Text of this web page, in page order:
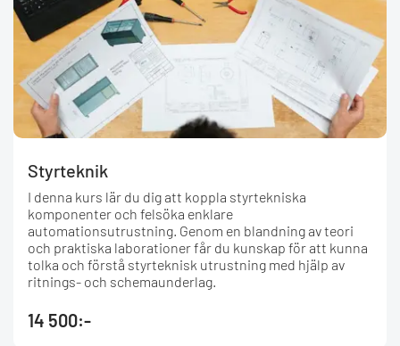
Styrteknik
I denna kurs lär du dig att koppla styrtekniska
komponenter och felsöka enklare
automationsutrustning. Genom en blandning av teori
och praktiska laborationer får du kunskap för att kunna
tolka och förstå styrteknisk utrustning med hjälp av
ritnings- och schemaunderlag.
14 500:-